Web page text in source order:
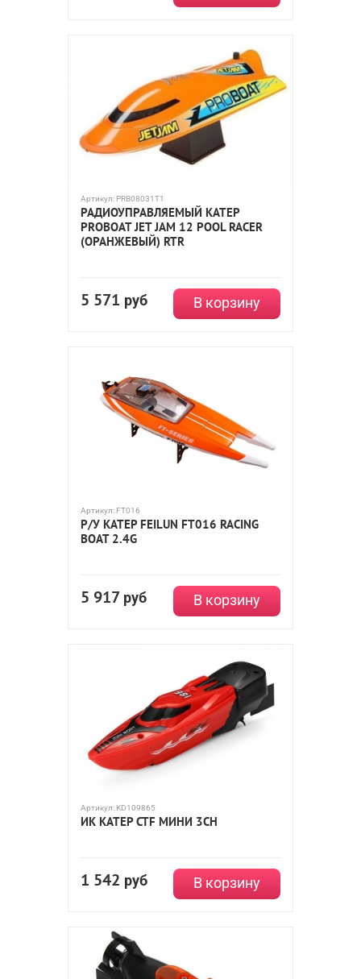
Артикул: PRB08031T1
РАДИОУПРАВЛЯЕМЫЙ КАТЕР
PROBOAT JET JAM 12 POOL RACER
(ОРАНЖЕВЫЙ) RTR
5 571 руб В корзину
Артикул: FT016
Р/У КАТЕР FEILUN FT016 RACING
BOAT 2.4G
5 917 руб В корзину
Артикул: KD109865
ИК КАТЕР CTF МИНИ 3CH
1 542 руб В корзину